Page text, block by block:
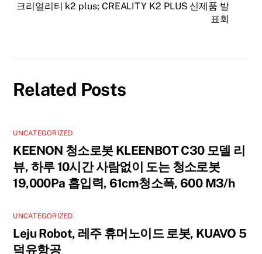
크리얼리티 k2 plus; CREALITY K2 PLUS 신제품 발
표회
Related Posts
UNCATEGORIZED
KEENON 청소로봇 KLEENBOT C30 모델 리
뷰, 하루 10시간 사람없이 도는 청소로봇
19,000Pa 흡입력, 61cm청소폭, 600 M3/h
UNCATEGORIZED
Leju Robot, 레주 휴머노이드 로봇, KUAVO 5
덕유항공